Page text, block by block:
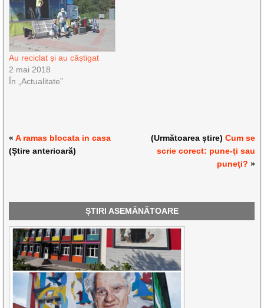
Au reciclat și au câștigat
2 mai 2018
În „Actualitate”
«A ramas blocata in casa
(Știre anterioară)
(Următoarea știre) Cum se
scrie corect: pune-ţi sau
puneţi? »
ȘTIRI ASEMĂNĂTOARE